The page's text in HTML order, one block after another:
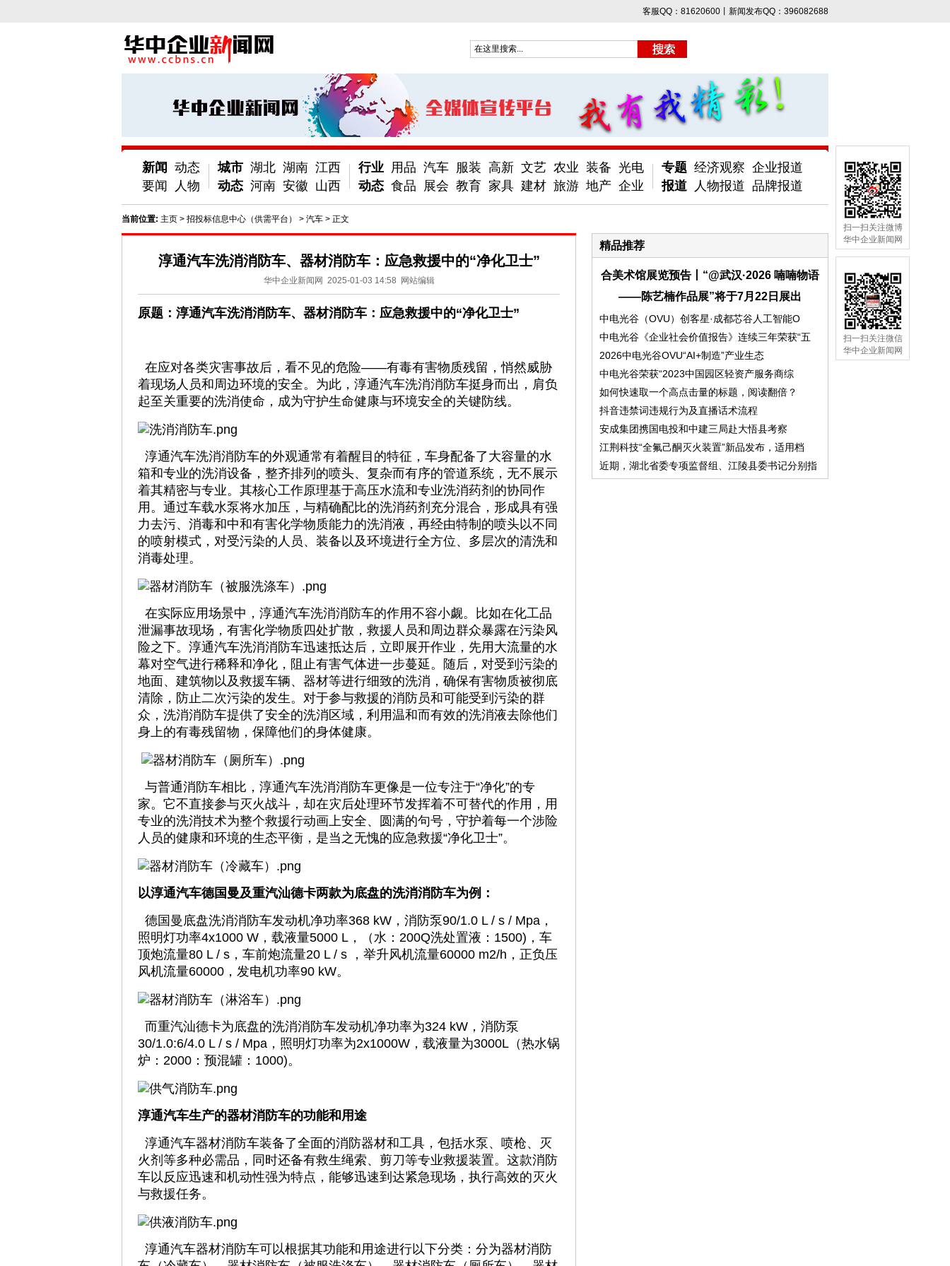
客服QQ：81620600丨新闻发布QQ：396082688
新闻
要闻
动态
人物
城市
动态
湖北 湖南 江西
河南 安徽 山西
行业
动态
用品 汽车 服装 高新 文艺 农业 装备 光电
食品
展会 教育 家具 建材 旅游 地产 企业
专题
报道
经济观察 企业报道
人物报道 品牌报道
扫一扫关注微博
华中企业新闻网
扫一扫关注微信
华中企业新闻网
当前位置: 主页 > 招投标信息中心（供需平台） > 汽车 > 正文
淳通汽车洗消消防车、器材消防车：应急救援中的“净化卫士”
华中企业新闻网 2025-01-03 14:58 网站编辑
原题：淳通汽车洗消消防车、器材消防车：应急救援中的“净化卫士”
在应对各类灾害事故后，看不见的危险——有毒有害物质残留，悄然威胁
着现场人员和周边环境的安全。为此，淳通汽车洗消消防车挺身而出，肩负
起至关重要的洗消使命，成为守护生命健康与环境安全的关键防线。
淳通汽车洗消消防车的外观通常有着醒目的特征，车身配备了大容量的水
箱和专业的洗消设备，整齐排列的喷头、复杂而有序的管道系统，无不展示
着其精密与专业。其核心工作原理基于高压水流和专业洗消药剂的协同作
用。通过车载水泵将水加压，与精确配比的洗消药剂充分混合，形成具有强
力去污、消毒和中和有害化学物质能力的洗消液，再经由特制的喷头以不同
的喷射模式，对受污染的人员、装备以及环境进行全方位、多层次的清洗和
消毒处理。
在实际应用场景中，淳通汽车洗消消防车的作用不容小觑。比如在化工品
泄漏事故现场，有害化学物质四处扩散，救援人员和周边群众暴露在污染风
险之下。淳通汽车洗消消防车迅速抵达后，立即展开作业，先用大流量的水
幕对空气进行稀释和净化，阻止有害气体进一步蔓延。随后，对受到污染的
地面、建筑物以及救援车辆、器材等进行细致的洗消，确保有害物质被彻底
清除，防止二次污染的发生。对于参与救援的消防员和可能受到污染的群
众，洗消消防车提供了安全的洗消区域，利用温和而有效的洗消液去除他们
身上的有毒残留物，保障他们的身体健康。
与普通消防车相比，淳通汽车洗消消防车更像是一位专注于“净化”的专
家。它不直接参与灭火战斗，却在灾后处理环节发挥着不可替代的作用，用
专业的洗消技术为整个救援行动画上安全、圆满的句号，守护着每一个涉险
人员的健康和环境的生态平衡，是当之无愧的应急救援“净化卫士”。
以淳通汽车德国曼及重汽汕德卡两款为底盘的洗消消防车为例：
德国曼底盘洗消消防车发动机净功率368 kW，消防泵90/1.0 L / s / Mpa，
照明灯功率4x1000 W，载液量5000 L，（水：200Q洗处置液：1500)，车
顶炮流量80 L / s，车前炮流量20 L / s ，举升风机流量60000 m2/h，正负压
风机流量60000，发电机功率90 kW。
而重汽汕德卡为底盘的洗消消防车发动机净功率为324 kW，消防泵
30/1.0:6/4.0 L / s / Mpa，照明灯功率为2x1000W，载液量为3000L（热水锅
炉：2000：预混罐：1000)。
淳通汽车生产的器材消防车的功能和用途
淳通汽车器材消防车装备了全面的消防器材和工具，包括水泵、喷枪、灭
火剂等多种必需品，同时还备有救生绳索、剪刀等专业救援装置。这款消防
车以反应迅速和机动性强为特点，能够迅速到达紧急现场，执行高效的灭火
与救援任务。
淳通汽车器材消防车可以根据其功能和用途进行以下分类‌：分为器材消防
精品推荐
合美术馆展览预告丨“@武汉·2026 喃喃物语
——陈艺楠作品展”将于7月22日展出
中电光谷（OVU）创客星·成都芯谷人工智能O
中电光谷《企业社会价值报告》连续三年荣获“五
2026中电光谷OVU“AI+制造”产业生态
中电光谷荣获“2023中国园区轻资产服务商综
如何快速取一个高点击量的标题，阅读翻倍？
抖音违禁词违规行为及直播话术流程
安成集团携国电投和中建三局赴大悟县考察
江荆科技“全氟己酮灭火装置”新品发布，适用档
近期，湖北省委专项监督组、江陵县委书记分别指